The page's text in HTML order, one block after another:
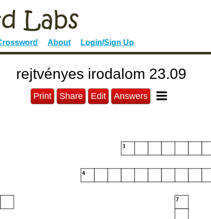
About Login/Sign Up
rejtvényes irodalom 23.09
Print Share Edit Answers
3
4
7